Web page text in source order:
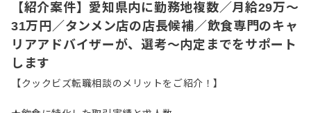
【紹介案件】愛知県内に勤務地複数／月給29万～
31万円／タンメン店の店長候補／飲食専門のキャ
リアアドバイザーが、選考～内定までをサポート
します
【クックビズ転職相談のメリットをご紹介！】